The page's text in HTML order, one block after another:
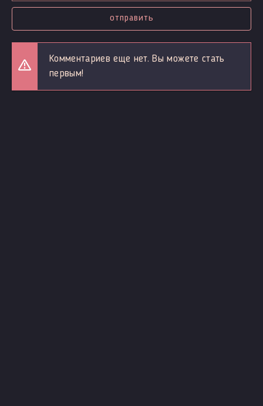
отправить
Комментариев еще нет. Вы можете стать
первым!